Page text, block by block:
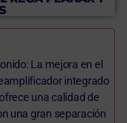
La mejora en el
integrado
una calidad de
una gran separación